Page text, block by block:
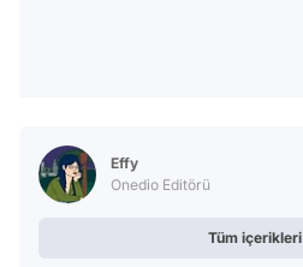
Effy
Onedio Editörü
Tüm içerikleri